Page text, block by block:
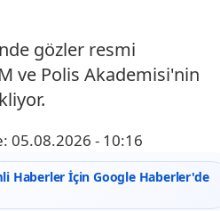
gözler resmi
ve Polis Akademisi'nin
05.08.2026 - 10:16
Haberler İçin Google Haberler'de